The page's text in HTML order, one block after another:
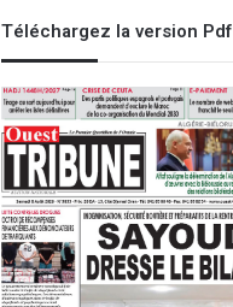
Téléchargez la version Pdf